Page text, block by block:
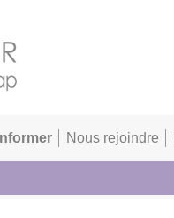
Nous rejoindre